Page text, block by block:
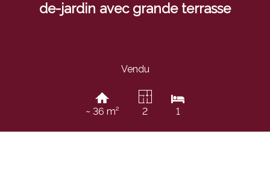
de-jardin avec grande terrasse
Vendu
~ 36 m² 2 1